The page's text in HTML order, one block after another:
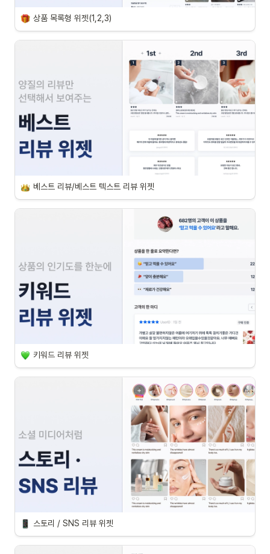
상품 목록형 위젯(1,2,3)
베스트 리뷰/베스트 텍스트 리뷰 위젯
키워드 리뷰 위젯
스토리 / SNS 리뷰 위젯